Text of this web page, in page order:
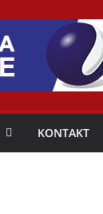
KONTAKT